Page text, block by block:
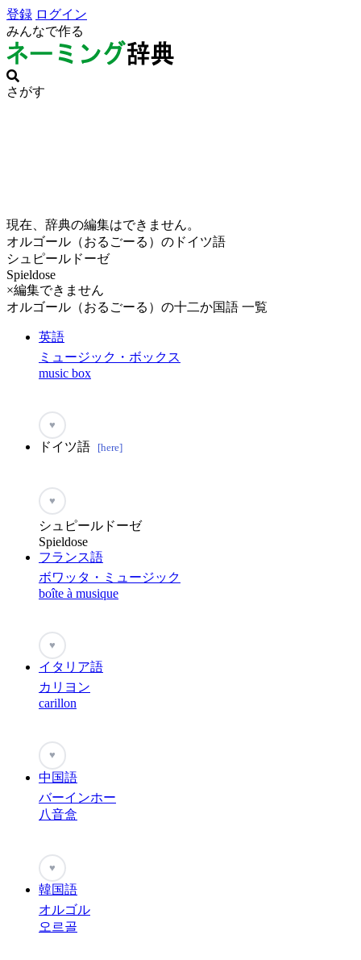
登録 ログイン
みんなで作る
さがす
現在、辞典の編集はできません。
オルゴール（おるごーる）のドイツ語
シュピールドーゼ
Spieldose
×編集できません
オルゴール（おるごーる）の十二か国語 一覧
英語
ミュージック・ボックス
music box
♥
ドイツ語 [here]
♥
シュピールドーゼ
Spieldose
フランス語
ボワッタ・ミュージック
boîte à musique
♥
イタリア語
カリヨン
carillon
♥
中国語
バーインホー
八音盒
♥
韓国語
オルゴル
오르골